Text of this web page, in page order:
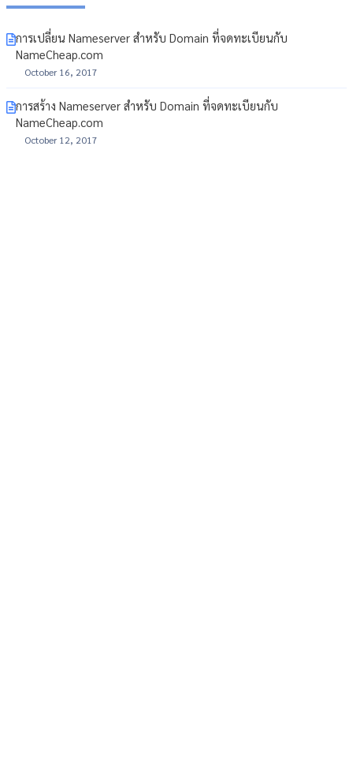
การเปลี่ยน Nameserver สำหรับ Domain ที่จดทะเบียนกับ
NameCheap.com
October 16, 2017
การสร้าง Nameserver สำหรับ Domain ที่จดทะเบียนกับ
NameCheap.com
October 12, 2017